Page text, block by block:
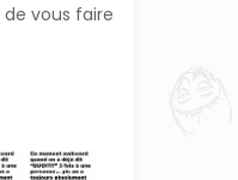
vous faire